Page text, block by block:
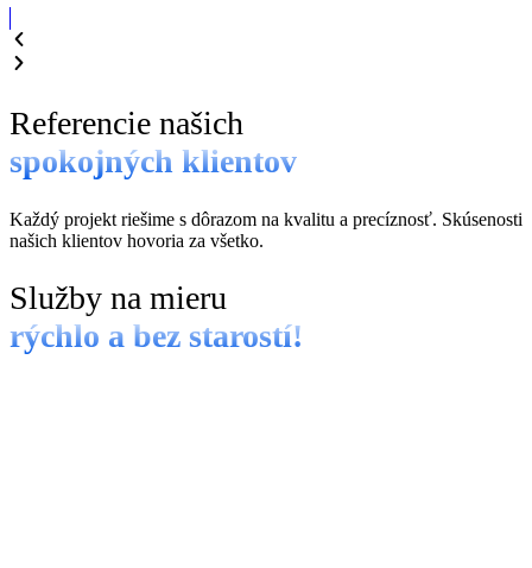
Referencie našich
spokojných klientov
Každý projekt riešime s dôrazom na kvalitu a precíznosť. Skúsenosti
našich klientov hovoria za všetko.
Služby na mieru
rýchlo a bez starostí!